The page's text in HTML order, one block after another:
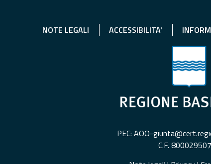
NOTE LEGALI ACCESSIBILITA'
PEC: AOO-
C.F.